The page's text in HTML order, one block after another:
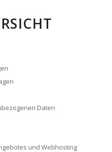
Daten
und Webhosting